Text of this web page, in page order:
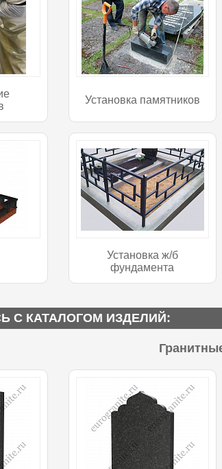
Установка памятников
Установка ж/б
фундамента
С КАТАЛОГОМ ИЗДЕЛИЙ: